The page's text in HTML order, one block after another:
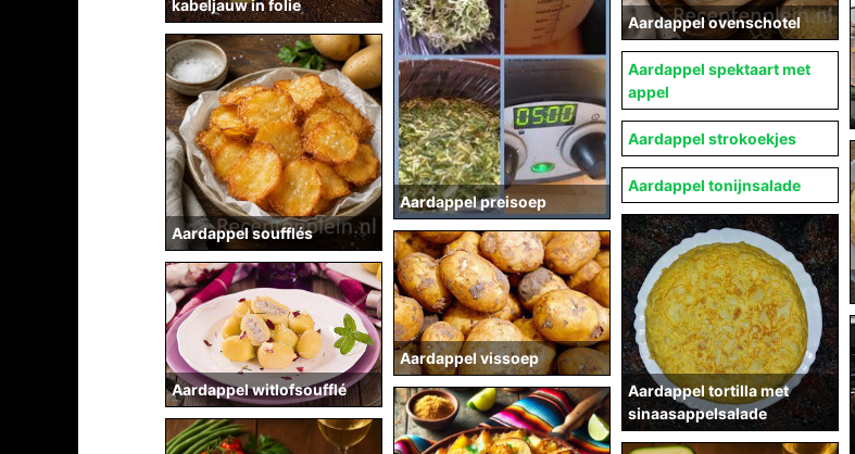
Aardappel ovenschotel
kabeljauw in folie
Aardappel preisoep
Aardappel soufflés
Aardappel spektaart met
appel
Aardappel strokoekjes
Aardappel tonijnsalade
Aardappel tortilla met
sinaasappelsalade
Aardappel vissoep
Aardappel witlofsoufflé